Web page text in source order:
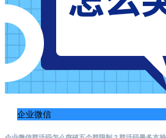
企业微信